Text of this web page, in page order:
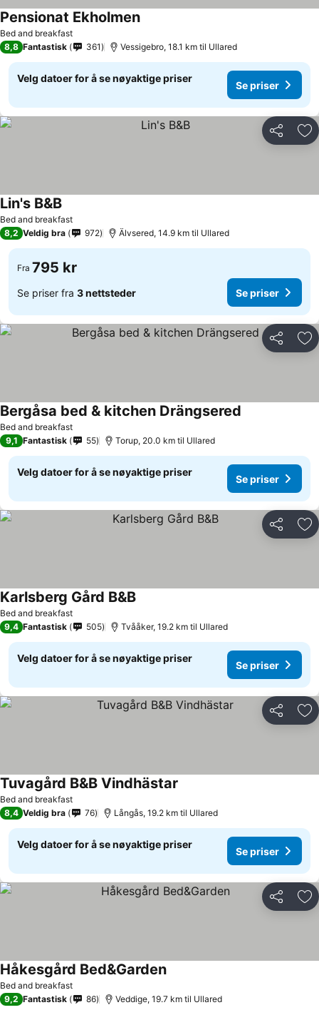
Bed and breakfast
Pensionat Ekholmen
8,8 Fantastisk 361 Vessigebro, 18.1 km til Ullared
Velg datoer for å se nøyaktige priser
Se priser
Del
Bed and breakfast
Lin's B&B
8,2 Veldig bra 972 Älvsered, 14.9 km til Ullared
Fra 795 kr
Se priser fra 3 nettsteder Se priser
Del
Bed and breakfast
Bergåsa bed & kitchen Drängsered
9,1 Fantastisk 55 Torup, 20.0 km til Ullared
Velg datoer for å se nøyaktige priser
Se priser
Del
Bed and breakfast
Karlsberg Gård B&B
9,4 Fantastisk 505 Tvååker, 19.2 km til Ullared
Velg datoer for å se nøyaktige priser
Se priser
Del
Bed and breakfast
Tuvagård B&B Vindhästar
8,4 Veldig bra 76 Långås, 19.2 km til Ullared
Velg datoer for å se nøyaktige priser
Se priser
Del
Bed and breakfast
Håkesgård Bed&Garden
9,2 Fantastisk 86 Veddige, 19.7 km til Ullared